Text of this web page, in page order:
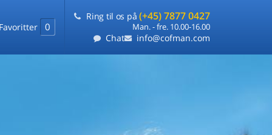
Favoritter 0
Ring til os på (+45) 7877 0427
Man. - fre. 10.00-16.00
Chat info@cofman.com